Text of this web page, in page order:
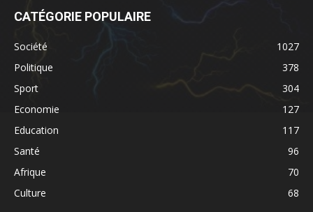
CATÉGORIE POPULAIRE
Société
1027
Politique
378
Sport
304
Economie
127
Education
117
Santé
96
Afrique
70
Culture
68